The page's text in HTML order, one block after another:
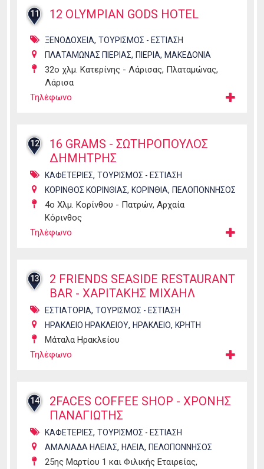
11 12 OLYMPIAN GODS HOTEL
ΞΕΝΟΔΟΧΕΙΑ, ΤΟΥΡΙΣΜΟΣ - ΕΣΤΙΑΣΗ
ΠΛΑΤΑΜΩΝΑΣ ΠΙΕΡΙΑΣ, ΠΙΕΡΙΑ, ΜΑΚΕΔΟΝΙΑ
32ο χλμ. Κατερίνης - Λάρισας, Πλαταμώνας,
Λάρισα
Τηλέφωνο
12
16 GRAMS - ΣΩΤΗΡΟΠΟΥΛΟΣ
ΔΗΜΗΤΡΗΣ
ΚΑΦΕΤΕΡΙΕΣ, ΤΟΥΡΙΣΜΟΣ - ΕΣΤΙΑΣΗ
ΚΟΡΙΝΘΟΣ ΚΟΡΙΝΘΙΑΣ, ΚΟΡΙΝΘΙΑ, ΠΕΛΟΠΟΝΝΗΣΟΣ
4o Χλμ. Κορίνθου - Πατρών, Αρχαία
Κόρινθος
Τηλέφωνο
13
2 FRIENDS SEASIDE RESTAURANT
BAR - ΧΑΡΙΤΑΚΗΣ ΜΙΧΑΗΛ
ΕΣΤΙΑΤΟΡΙΑ, ΤΟΥΡΙΣΜΟΣ - ΕΣΤΙΑΣΗ
ΗΡΑΚΛΕΙΟ ΗΡΑΚΛΕΙΟΥ, ΗΡΑΚΛΕΙΟ, ΚΡΗΤΗ
Μάταλα Ηρακλείου
Τηλέφωνο
14
2FACES COFFEE SHOP - ΧΡΟΝΗΣ
ΠΑΝΑΓΙΩΤΗΣ
ΚΑΦΕΤΕΡΙΕΣ, ΤΟΥΡΙΣΜΟΣ - ΕΣΤΙΑΣΗ
ΑΜΑΛΙΑΔΑ ΗΛΕΙΑΣ, ΗΛΕΙΑ, ΠΕΛΟΠΟΝΝΗΣΟΣ
25ης Μαρτίου 1 και Φιλικής Εταιρείας,